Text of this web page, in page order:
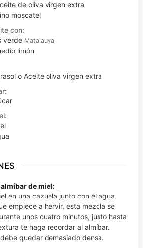
de oliva virgen extra
moscatel
con:
verde Matalauva
limón
o Aceite oliva virgen extra
de miel:
en una cazuela junto con el agua.
empiece a hervir, esta mezcla se
unos cuatro minutos, justo hasta
te haga recordar al almíbar.
debe quedar demasiado densa.